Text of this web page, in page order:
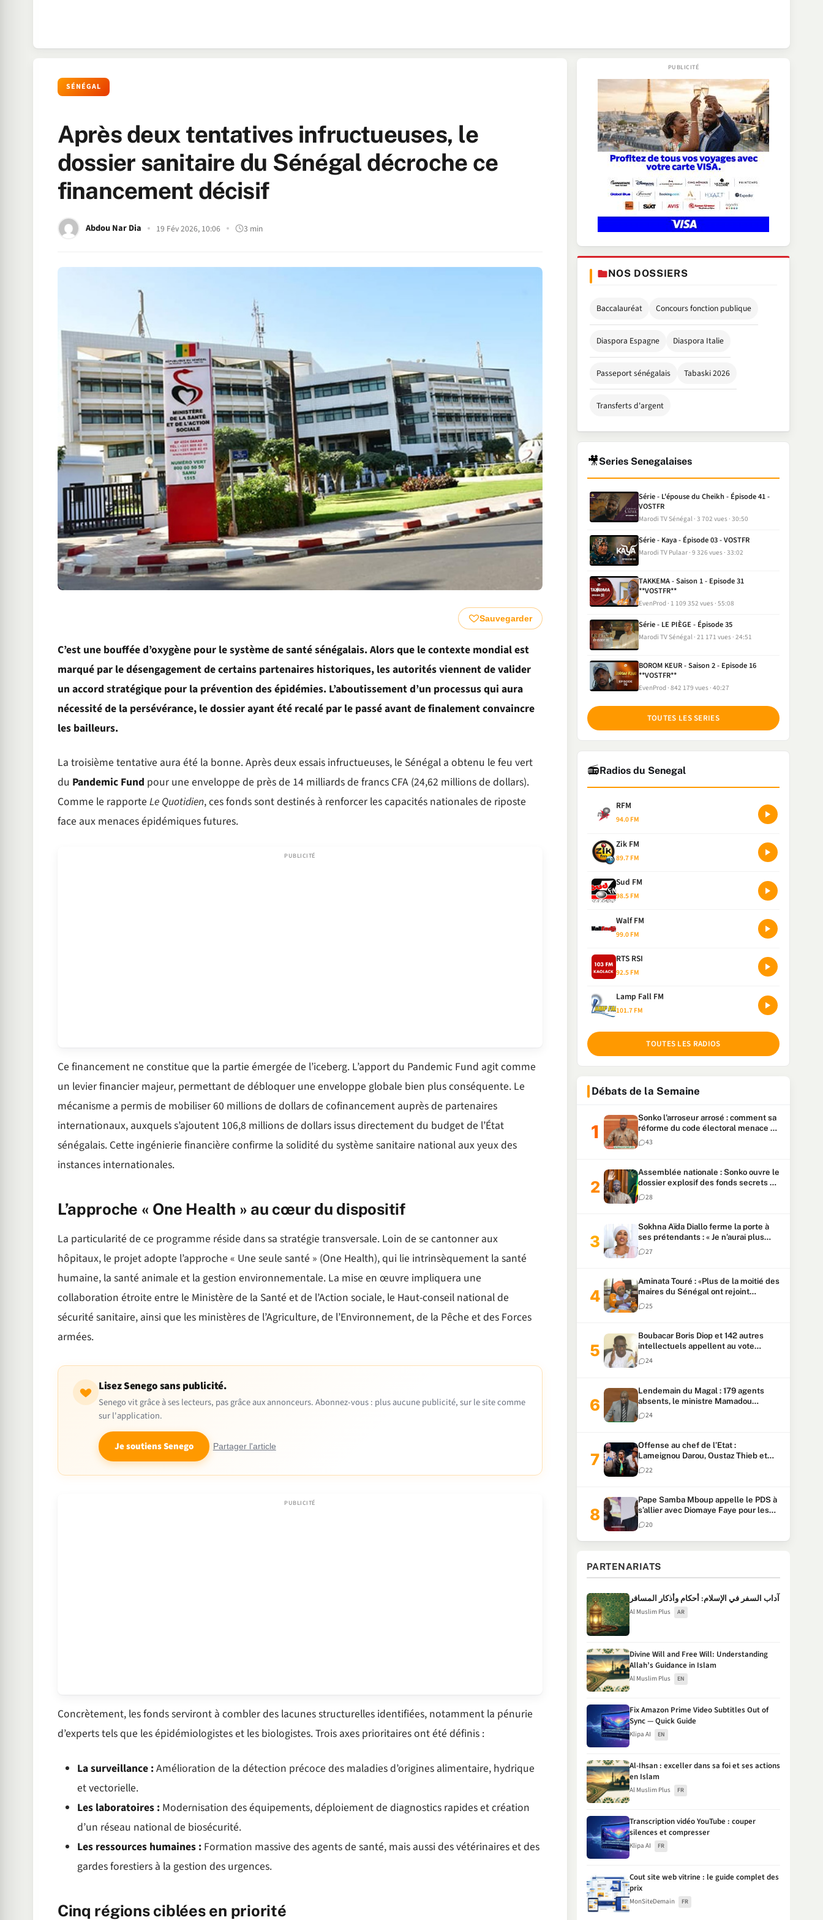
SÉNÉGAL
Après deux tentatives infructueuses, le
dossier sanitaire du Sénégal décroche ce
financement décisif
Abdou Nar Dia 19 Fév 2026, 10:06 3 min
Sauvegarder
C’est une bouffée d’oxygène pour le système de santé sénégalais. Alors que le contexte mondial est
marqué par le désengagement de certains partenaires historiques, les autorités viennent de valider
un accord stratégique pour la prévention des épidémies. L’aboutissement d’un processus qui aura
nécessité de la persévérance, le dossier ayant été recalé par le passé avant de finalement convaincre
les bailleurs.
La troisième tentative aura été la bonne. Après deux essais infructueuses, le Sénégal a obtenu le feu vert
du Pandemic Fund pour une enveloppe de près de 14 milliards de francs CFA (24,62 millions de dollars).
Comme le rapporte Le Quotidien, ces fonds sont destinés à renforcer les capacités nationales de riposte
face aux menaces épidémiques futures.
Ce financement ne constitue que la partie émergée de l’iceberg. L’apport du Pandemic Fund agit comme
un levier financier majeur, permettant de débloquer une enveloppe globale bien plus conséquente. Le
mécanisme a permis de mobiliser 60 millions de dollars de cofinancement auprès de partenaires
internationaux, auxquels s’ajoutent 106,8 millions de dollars issus directement du budget de l’État
sénégalais. Cette ingénierie financière confirme la solidité du système sanitaire national aux yeux des
instances internationales.
L’approche « One Health » au cœur du dispositif
La particularité de ce programme réside dans sa stratégie transversale. Loin de se cantonner aux
hôpitaux, le projet adopte l’approche « Une seule santé » (One Health), qui lie intrinsèquement la santé
humaine, la santé animale et la gestion environnementale. La mise en œuvre impliquera une
collaboration étroite entre le Ministère de la Santé et de l’Action sociale, le Haut-conseil national de
sécurité sanitaire, ainsi que les ministères de l’Agriculture, de l’Environnement, de la Pêche et des Forces
armées.
Lisez Senego sans publicité.
Senego vit grâce à ses lecteurs, pas grâce aux annonceurs. Abonnez-vous : plus aucune publicité, sur le site comme
sur l'application.
Je soutiens Senego Partager l'article
Concrètement, les fonds serviront à combler des lacunes structurelles identifiées, notamment la pénurie
d’experts tels que les épidémiologistes et les biologistes. Trois axes prioritaires ont été définis :
La surveillance :Amélioration de la détection précoce des maladies d’origines alimentaire, hydrique
et vectorielle.
Les laboratoires :Modernisation des équipements, déploiement de diagnostics rapides et création
d’un réseau national de biosécurité.
Les ressources humaines :Formation massive des agents de santé, mais aussi des vétérinaires et des
gardes forestiers à la gestion des urgences.
Cinq régions ciblées en priorité
NOS DOSSIERS
Baccalauréat Concours fonction publique
Diaspora Espagne Diaspora Italie
Passeport sénégalais Tabaski 2026
Transferts d'argent
🎥Series Senegalaises
Série - L'épouse du Cheikh - Épisode 41 -
VOSTFR
Marodi TV Sénégal 3 702 vues 30:50
Série - Kaya - Épisode 03 - VOSTFR
Marodi TV Pulaar 9 326 vues 33:02
TAKKEMA - Saison 1 - Episode 31
**VOSTFR**
EvenProd 1 109 352 vues 55:08
Série - LE PIÈGE - Épisode 35
Marodi TV Sénégal 21 171 vues 24:51
BOROM KEUR - Saison 2 - Episode 16
**VOSTFR**
EvenProd 842 179 vues 40:27
TOUTES LES SERIES
📻Radios du Senegal
RFM
94.0 FM
Zik FM
89.7 FM
Sud FM
98.5 FM
Walf FM
99.0 FM
RTS RSI
92.5 FM
Lamp Fall FM
101.7 FM
TOUTES LES RADIOS
Débats de la Semaine
Sonko l’arroseur arrosé : comment sa
réforme du code électoral menace sa
candidature
43
Assemblée nationale : Sonko ouvre le
dossier explosif des fonds secrets et
du patrimoine présidentiel
28
Sokhna Aïda Diallo ferme la porte à
ses prétendants : « Je n’aurai plus
jamais un autre mari »
27
Aminata Touré : «Plus de la moitié des
maires du Sénégal ont rejoint
Kiiraay»
25
Boubacar Boris Diop et 142 autres
intellectuels appellent au vote
urgent de la révision
constitutionnelle
24
Lendemain du Magal : 179 agents
absents, le ministre Mamadou
Lamine Dianté exige des explications
24
Offense au chef de l’Etat :
Lameignou Darou, Oustaz Thieb et
Ndiaye Touba lourdement
condamnés
22
Pape Samba Mboup appelle le PDS à
s’allier avec Diomaye Faye pour les
locales et tacle Sonko
20
PARTENARIATS
آداب السفر في الإسلام: أحكام وأذكار المسافر
Al Muslim Plus AR
Divine Will and Free Will: Understanding
Allah’s Guidance in Islam
Al Muslim Plus EN
Fix Amazon Prime Video Subtitles Out of
Sync — Quick Guide
Klipa AI EN
Al-Ihsan : exceller dans sa foi et ses actions
en Islam
Al Muslim Plus FR
Transcription vidéo YouTube : couper
silences et compresser
Klipa AI FR
Cout site web vitrine : le guide complet des
prix
MonSiteDemain FR